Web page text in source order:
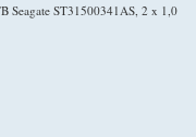
Seagate ST31500341AS, 2 x 1,0